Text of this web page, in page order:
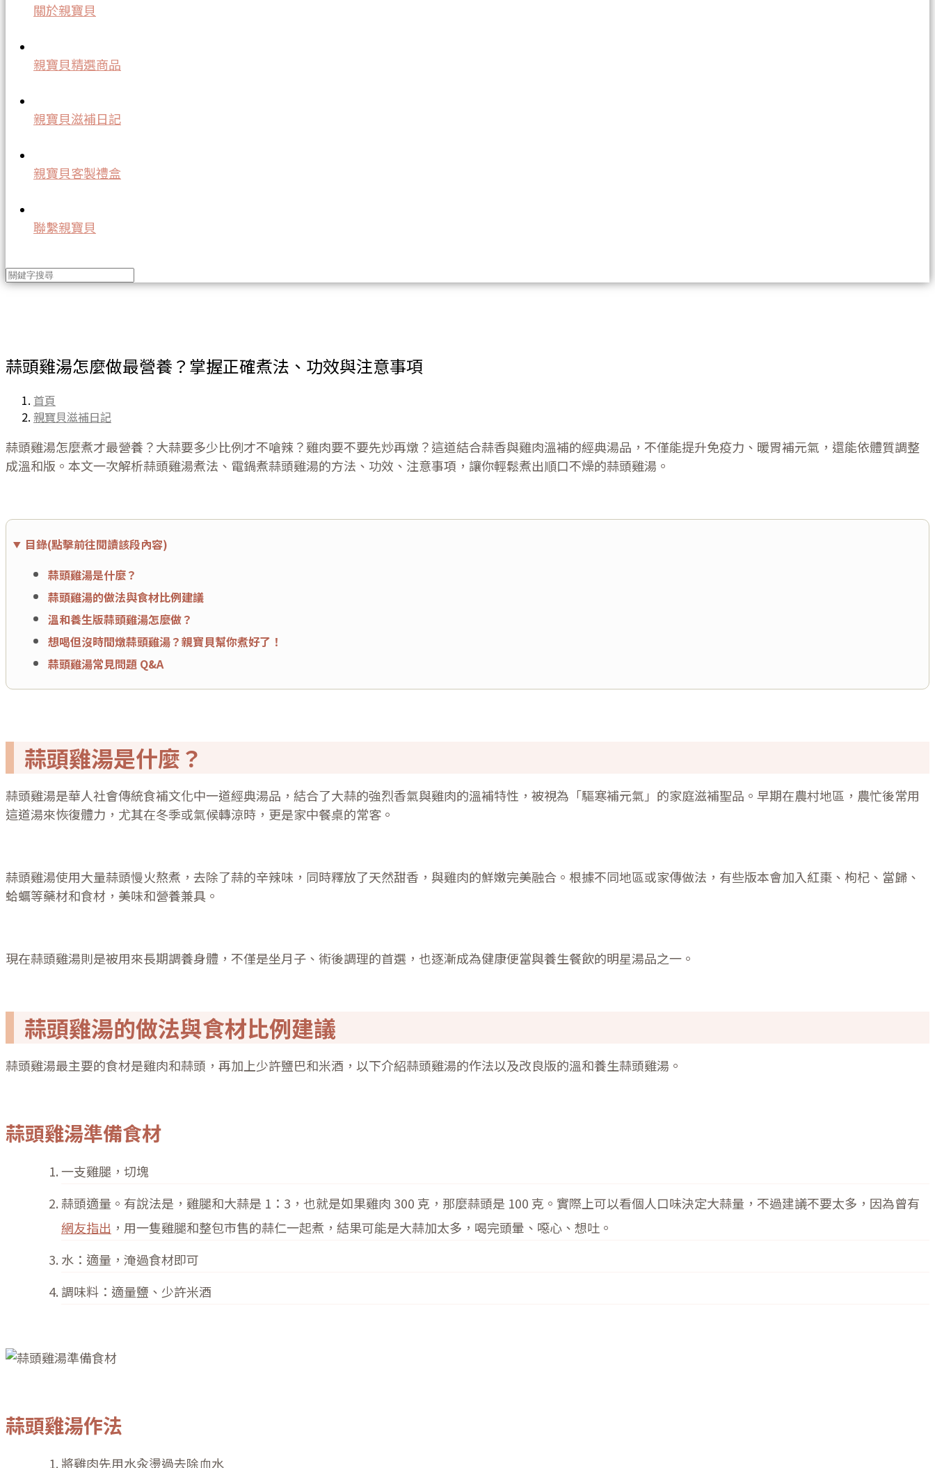
關於親寶貝
親寶貝精選商品
親寶貝滋補日記
親寶貝客製禮盒
聯繫親寶貝
蒜頭雞湯怎麼做最營養？掌握正確煮法、功效與注意事項
首頁
親寶貝滋補日記
蒜頭雞湯怎麼煮才最營養？大蒜要多少比例才不嗆辣？雞肉要不要先炒再燉？這道結合蒜香與雞肉溫補的經典湯品，不僅能提升免疫力、暖胃補元氣，還能依體質調整
成溫和版。本文一次解析蒜頭雞湯煮法、電鍋煮蒜頭雞湯的方法、功效、注意事項，讓你輕鬆煮出順口不燥的蒜頭雞湯。
目錄(點擊前往閱讀該段內容)
蒜頭雞湯是什麼？
蒜頭雞湯的做法與食材比例建議
溫和養生版蒜頭雞湯怎麼做？
想喝但沒時間燉蒜頭雞湯？親寶貝幫你煮好了！
蒜頭雞湯常見問題 Q&A
蒜頭雞湯是什麼？
蒜頭雞湯是華人社會傳統食補文化中一道經典湯品，結合了大蒜的強烈香氣與雞肉的溫補特性，被視為「驅寒補元氣」的家庭滋補聖品。早期在農村地區，農忙後常用
這道湯來恢復體力，尤其在冬季或氣候轉涼時，更是家中餐桌的常客。
蒜頭雞湯使用大量蒜頭慢火熬煮，去除了蒜的辛辣味，同時釋放了天然甜香，與雞肉的鮮嫩完美融合。根據不同地區或家傳做法，有些版本會加入紅棗、枸杞、當歸、
蛤蠣等藥材和食材，美味和營養兼具。
現在蒜頭雞湯則是被用來長期調養身體，不僅是坐月子、術後調理的首選，也逐漸成為健康便當與養生餐飲的明星湯品之一。
蒜頭雞湯的做法與食材比例建議
蒜頭雞湯最主要的食材是雞肉和蒜頭，再加上少許鹽巴和米酒，以下介紹蒜頭雞湯的作法以及改良版的溫和養生蒜頭雞湯。
蒜頭雞湯準備食材
一支雞腿，切塊
蒜頭適量。有說法是，雞腿和大蒜是 1：3，也就是如果雞肉 300 克，那麼蒜頭是 100 克。實際上可以看個人口味決定大蒜量，不過建議不要太多，因為曾有
網友指出 ，用一隻雞腿和整包市售的蒜仁一起煮，結果可能是大蒜加太多，喝完頭暈、噁心、想吐。
水：適量，淹過食材即可
調味料：適量鹽、少許米酒
蒜頭雞湯作法
將雞肉先用水汆燙過去除血水